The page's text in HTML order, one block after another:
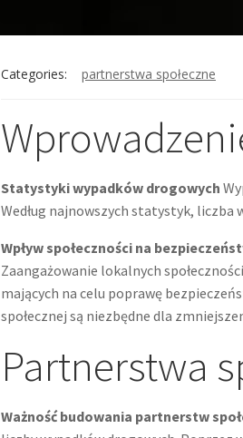
Categories: partnerstwa społeczne
Statystyki wypadków drogowych
Według najnowszych statystyk, liczba
Wpływ społeczności na
Zaangażowanie lokalnych
mających na celu poprawę
społecznej są niezbędne dla
Partnerstwa
Ważność budowania partnerstw